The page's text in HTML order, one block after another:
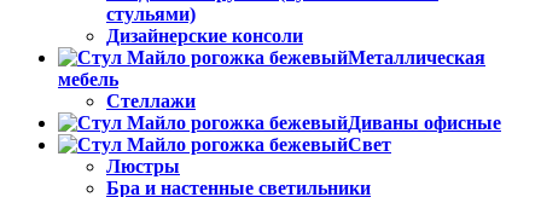
стульями)
Дизайнерские консоли
Металлическая
мебель
Стеллажи
Диваны офисные
Свет
Люстры
Бра и настенные светильники